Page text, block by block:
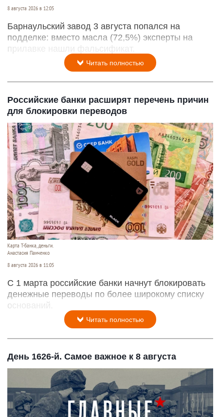
8 августа 2026 в 12:05
Барнаульский завод 3 августа попался на
подделке: вместо масла (72,5%) эксперты на
прилавке нашли фальсификат.
Читать полностью
Российские банки расширят перечень причин
для блокировки переводов
Карта Т-банка, деньги.
Анастасия Панченко
8 августа 2026 в 11:05
С 1 марта российские банки начнут блокировать
денежные переводы по более широкому списку
оснований.
Читать полностью
День 1626-й. Самое важное к 8 августа